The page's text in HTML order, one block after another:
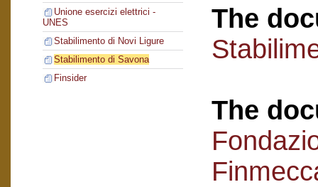
Unione esercizi elettrici -
UNES
Stabilimento di Novi Ligure
Stabilimento di Savona
Finsider
The
The